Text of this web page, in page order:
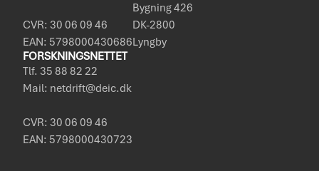
CVR: 30 06 09 46
EAN: 5798000430686
Bygning 426
DK-2800
Lyngby
FORSKNINGSNETTET
Tlf. 35 88 82 22
Mail: netdrift@deic.dk
CVR: 30 06 09 46
EAN: 5798000430723